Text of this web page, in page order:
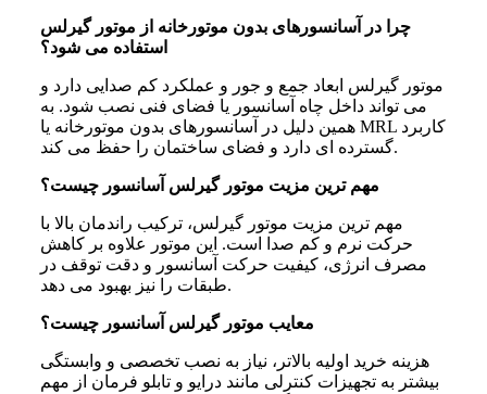
چرا در آسانسورهای بدون موتورخانه از موتور گیرلس
استفاده می‌ شود؟
موتور گیرلس ابعاد جمع و جور و عملکرد کم صدایی دارد و
می تواند داخل چاه آسانسور یا فضای فنی نصب شود. به
همین دلیل در آسانسورهای بدون موتورخانه یا MRL کاربرد
گسترده ای دارد و فضای ساختمان را حفظ می کند.
مهم‌ ترین مزیت موتور گیرلس آسانسور چیست؟
مهم ترین مزیت موتور گیرلس، ترکیب راندمان بالا با
حرکت نرم و کم صدا است. این موتور علاوه بر کاهش
مصرف انرژی، کیفیت حرکت آسانسور و دقت توقف در
طبقات را نیز بهبود می دهد.
معایب موتور گیرلس آسانسور چیست؟
هزینه خرید اولیه بالاتر، نیاز به نصب تخصصی و وابستگی
بیشتر به تجهیزات کنترلی مانند درایو و تابلو فرمان از مهم